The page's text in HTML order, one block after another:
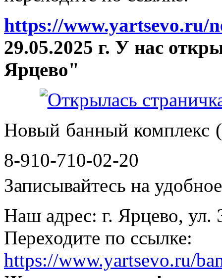
https://www.yartsevo.ru/
29.05.2025 г. У нас
Ярцево"
Новый банный комплекс
8-910-710-02-20
Записывайтесь на
Наш адрес: г. Ярцево, ул.
Переходите по ссылке:
https://www.yartsevo.ru/